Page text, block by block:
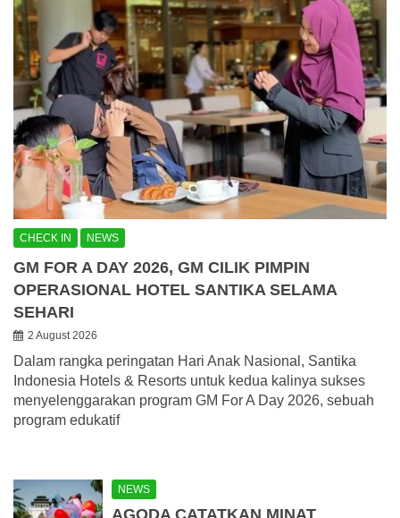
CHECK IN NEWS
GM FOR A DAY 2026, GM CILIK PIMPIN
OPERASIONAL HOTEL SANTIKA SELAMA
SEHARI
2 August 2026
Dalam rangka peringatan Hari Anak Nasional, Santika
Indonesia Hotels & Resorts untuk kedua kalinya sukses
menyelenggarakan program GM For A Day 2026, sebuah
program edukatif
NEWS